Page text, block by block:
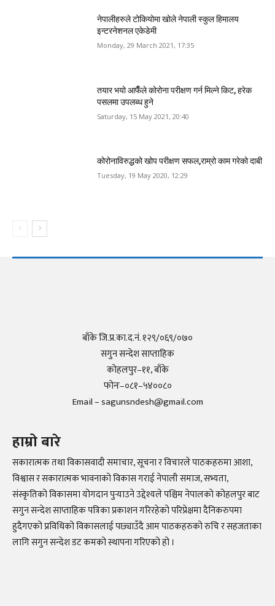
नेपालीहरुले टोकियोमा खोले नेपाली स्कुल हिमालय
इन्टरनेशनल एकेडेमी
Monday, 29 March 2021, 17:35
तयार भयो आफैँले कोरोना परीक्षण गर्न मिल्ने किट, हरेक
पसलमा उपलब्ध हुने
Saturday, 15 May 2021, 20:40
कोरोनाविरुद्धको खोप परीक्षण सफल,राम्रो काम गरेको दाबी
Tuesday, 19 May 2020, 12:29
बाँके जि.प्र.का.द.नं. १२९/०६९/०७०
सगुन सन्देश साप्ताहिक
कोहलपुर–११, बाँके
फोनः–०८१–५४००८०
Email – sagunsndesh@gmail.com
हाम्रो बारे
सकारात्मक तथा विकासवादी समाचार, सूचना र विचारले पाठकहरुमा आशा,
विश्वास र सकारात्मक भावनाको विकास गराई नेपाली समाज, सभ्यता,
संस्कृतिको विकासमा योगदान पुर्‍याउने उद्देश्यले पश्चिम नेपालको कोहलपुर बाट
सगुन सन्देश साप्ताहिक पत्रिका प्रकाशन गरिरहेको परिप्रेक्षमा दैनिकरुपमा
हुदैगएको प्रविधिको विकासलाई पछ्याउँदै आम पाठकहरुको रुचि र सहजताका
लागि सगुन सन्देश डट कमको स्थापना गरिएको हो ।